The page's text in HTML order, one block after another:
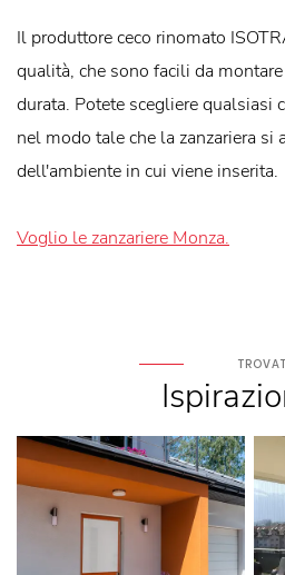
Il produttore ceco rinomato
qualità, che sono facili da
durata. Potete scegliere qualsiasi
nel modo tale che la zanzariera si
dell'ambiente in cui viene inserita.
Voglio le zanzariere Monza.